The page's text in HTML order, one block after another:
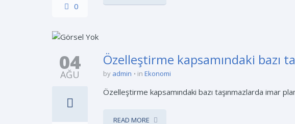
0
04
AĞU
Özelleştirme kapsamındaki bazı
by admin in Ekonomi
Özelleştirme kapsamındaki bazı taşınmazlarda imar
READ MORE